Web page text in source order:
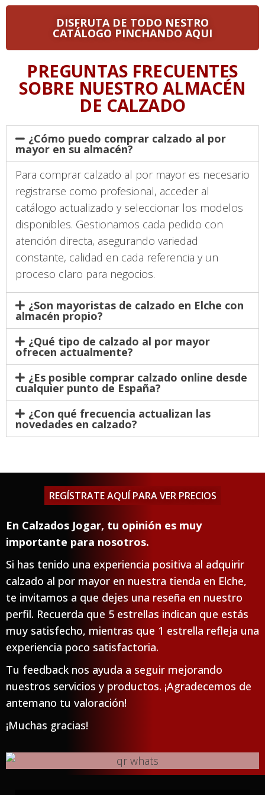
DISFRUTA DE TODO NESTRO
CATÁLOGO PINCHANDO AQUI
PREGUNTAS FRECUENTES
SOBRE NUESTRO ALMACÉN
DE CALZADO
¿Cómo puedo comprar calzado al por
mayor en su almacén?
Para comprar calzado al por mayor es necesario
registrarse como profesional, acceder al
catálogo actualizado y seleccionar los modelos
disponibles. Gestionamos cada pedido con
atención directa, asegurando variedad
constante, calidad en cada referencia y un
proceso claro para negocios.
¿Son mayoristas de calzado en Elche con
almacén propio?
¿Qué tipo de calzado al por mayor
ofrecen actualmente?
¿Es posible comprar calzado online desde
cualquier punto de España?
¿Con qué frecuencia actualizan las
novedades en calzado?
REGÍSTRATE AQUÍ PARA VER PRECIOS
En Calzados Jogar, tu opinión es muy
importante para nosotros.
Si has tenido una experiencia positiva al adquirir
calzado al por mayor en nuestra tienda en Elche,
te invitamos a que dejes una reseña en nuestro
perfil. Recuerda que 5 estrellas indican que estás
muy satisfecho, mientras que 1 estrella refleja una
experiencia poco satisfactoria.
Tu feedback nos ayuda a seguir mejorando
nuestros servicios y productos. ¡Agradecemos de
antemano tu valoración!
¡Muchas gracias!